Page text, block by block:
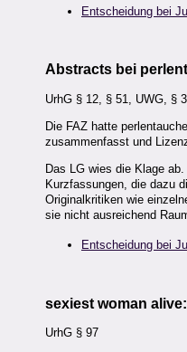
Entscheidung bei
Abstracts bei
UrhG § 12, § 51, UWG, §
Die FAZ hatte
zusammenfasst und
Das LG wies die Klage
Kurzfassungen, die dazu
Originalkritiken wie
sie nicht ausreichend
Entscheidung bei
sexiest woman alive:
UrhG § 97